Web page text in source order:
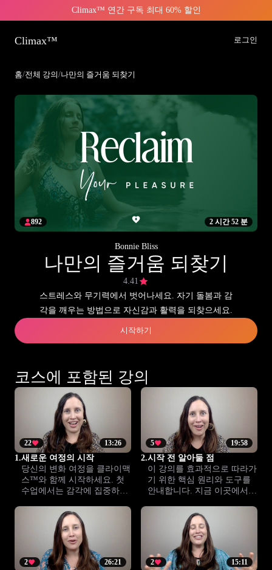
Climax™ 연간 구독 최대 60% 할인
Climax™ 로그인
홈/전체 강의/나만의 즐거움 되찾기
2 시간 52 분
892
Bonnie Bliss
나만의 즐거움 되찾기
4.41
스트레스와 무기력에서 벗어나세요. 자기 돌봄과 감
각을 깨우는 방법으로 자신감과 활력을 되찾으세요.
시작하기
코스에 포함된 강의
13:26
22
1.새로운 여정의 시작
당신의 변화 여정을 클라이맥
스™와 함께 시작하세요. 첫
수업에서는 감각에 집중하고
거움을 다시 찾는 방법을 배
19:58
5
2.시작 전 알아둘 점
이 강의를 효과적으로 따라가
기 위한 핵심 원리와 도구를
안내합니다. 지금 이곳에서부
웰빙의 여정을 시작하세요.
26:21
2 15:11
2